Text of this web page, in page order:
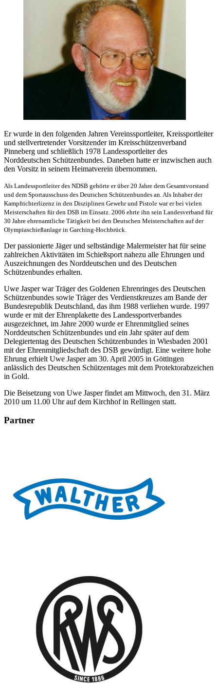
Er wurde in den folgenden Jahren Vereinssportleiter, Kreissportleiter
und stellvertretender Vorsitzender im Kreisschützenverband
Pinneberg und schließlich 1978 Landessportleiter des
Norddeutschen Schützenbundes. Daneben hatte er inzwischen auch
den Vorsitz in seinem Heimatverein übernommen.
Als Landessportleiter des NDSB gehörte er über 20 Jahre dem Gesamtvorstand
und dem Sportausschuss des Deutschen Schützenbundes an. Als Inhaber der
Kampfrichterlizenz in den Disziplinen Gewehr und Pistole war er bei vielen
Meisterschaften für den DSB im Einsatz. 2006 ehrte ihn sein Landesverband für
30 Jahre ehrenamtliche Tätigkeit bei den Deutschen Meisterschaften auf der
Olympiaschießanlage in Garching-Hochbrück.
Der passionierte Jäger und selbständige Malermeister hat für seine
zahlreichen Aktivitäten im Schießsport nahezu alle Ehrungen und
Auszeichnungen des Norddeutschen und des Deutschen
Schützenbundes erhalten.
Uwe Jasper war Träger des Goldenen Ehrenringes des Deutschen
Schützenbundes sowie Träger des Verdienstkreuzes am Bande der
Bundesrepublik Deutschland, das ihm 1988 verliehen wurde. 1997
wurde er mit der Ehrenplakette des Landessportverbandes
ausgezeichnet, im Jahre 2000 wurde er Ehrenmitglied seines
Norddeutschen Schützenbundes und ein Jahr später auf dem
Delegiertentag des Deutschen Schützenbundes in Wiesbaden 2001
mit der Ehrenmitgliedschaft des DSB gewürdigt. Eine weitere hohe
Ehrung erhielt Uwe Jasper am 30. April 2005 in Göttingen
anlässlich des Deutschen Schützentages mit dem Protektorabzeichen
in Gold.
Die Beisetzung von Uwe Jasper findet am Mittwoch, den 31. März
2010 um 11.00 Uhr auf dem Kirchhof in Rellingen statt.
Partner